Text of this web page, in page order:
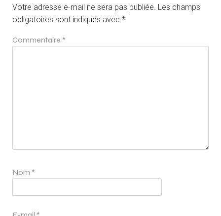
Votre adresse e-mail ne sera pas publiée. Les champs
obligatoires sont indiqués avec *
Commentaire *
Nom *